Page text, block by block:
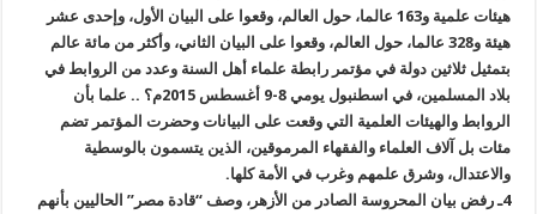
هيئات علمية و163 عالما، حول العالم، وقعوا على البيان الأول، وإحدى عشر
هيئة و328 عالما، حول العالم، وقعوا على البيان الثاني، وأكثر من مائة عالم
بتمثيل ثلاثين دولة في مؤتمر رابطة علماء أهل السنة وعدد من الروابط في
بلاد المسلمين، في اسطنبول يومي 8-9 أغسطس 2015م؟ .. علما بأن
الروابط والهيئات العلمية التي وقعت على البيانات وحضرت المؤتمر تضم
مئات بل آلاف العلماء والفقهاء المرموقين، الذين يتسمون بالوسطية
والاعتدال، وشرق علمهم وغرب في الأمة كلها.
4ـ رفض بيان المحروسة الصادر من الأزهر، وصف “قادة مصر” الحاليين بأنهم